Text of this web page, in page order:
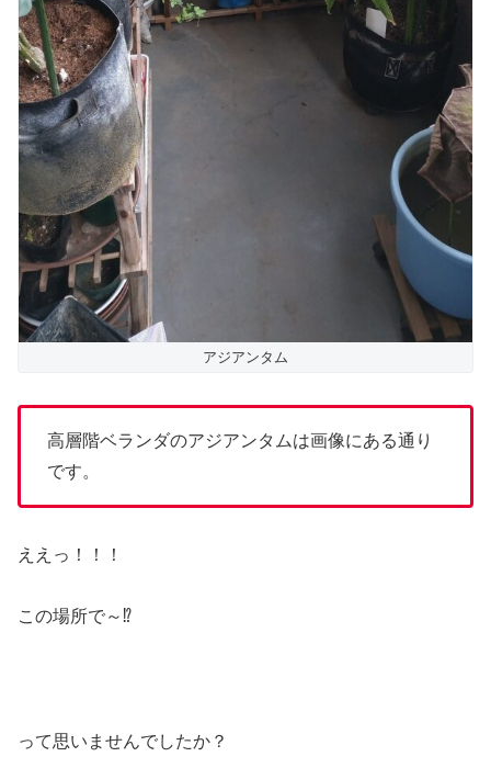
アジアンタム
高層階ベランダのアジアンタムは画像にある通り
です。
ええっ！！！
この場所で～⁉
って思いませんでしたか？